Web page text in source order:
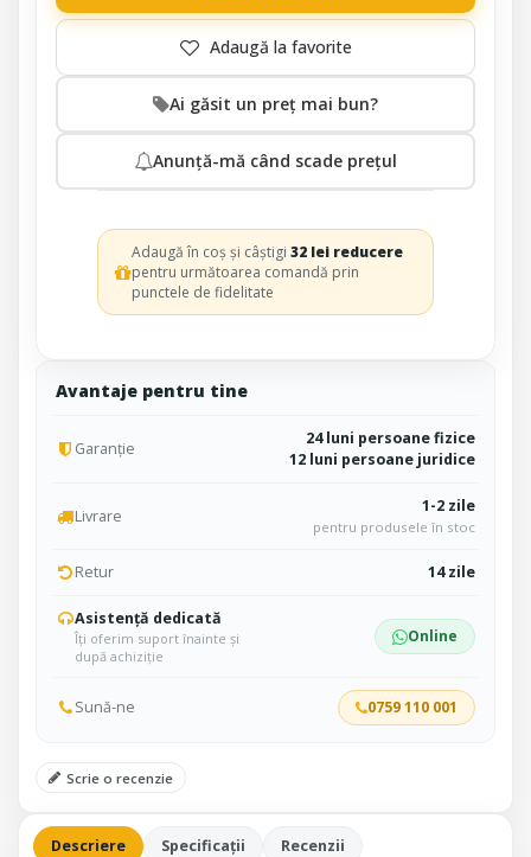
Avantaje pentru tine
Garanție
24 luni persoane fizice
12 luni persoane juridice
Livrare 1-2 zile
pentru produsele în stoc
Retur 14 zile
Asistență dedicată
Îți oferim suport înainte și
după achiziție
Online
Sună-ne 0759 110 001
Scrie o recenzie
Ai găsit un preț mai bun?
Anunță-mă când scade prețul
Adaugă în coș și câștigi32 lei reducere
pentru următoarea comandă prin
punctele de fidelitate
Descriere Specificații Recenzii